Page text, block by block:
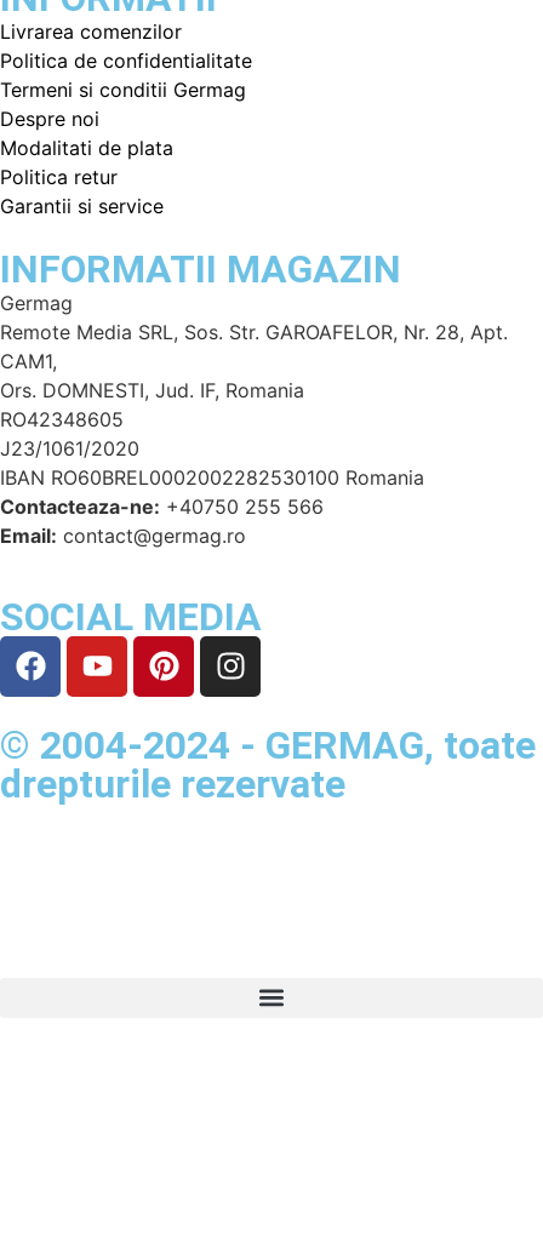
Livrarea comenzilor
Politica de confidentialitate
Termeni si conditii Germag
Despre noi
Modalitati de plata
Politica retur
Garantii si service
INFORMATII MAGAZIN
Germag
Remote Media SRL, Sos. Str. GAROAFELOR, Nr. 28, Apt.
CAM1,
Ors. DOMNESTI, Jud. IF, Romania
RO42348605
J23/1061/2020
IBAN RO60BREL0002002282530100 Romania
Contacteaza-ne: +40750 255 566
Email: contact@germag.ro
SOCIAL MEDIA
© 2004-2024 - GERMAG, toate
drepturile rezervate